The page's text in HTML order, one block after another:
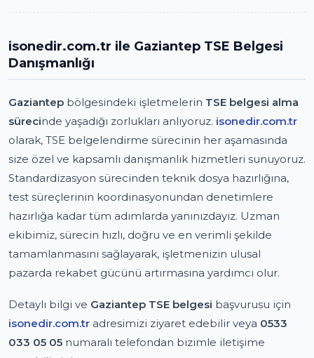
isonedir.com.tr ile Gaziantep TSE Belgesi
Danışmanlığı
Gaziantep bölgesindeki işletmelerin TSE belgesi alma
sürecinde yaşadığı zorlukları anlıyoruz. isonedir.com.tr
olarak, TSE belgelendirme sürecinin her aşamasında
size özel ve kapsamlı danışmanlık hizmetleri sunuyoruz.
Standardizasyon sürecinden teknik dosya hazırlığına,
test süreçlerinin koordinasyonundan denetimlere
hazırlığa kadar tüm adımlarda yanınızdayız. Uzman
ekibimiz, sürecin hızlı, doğru ve en verimli şekilde
tamamlanmasını sağlayarak, işletmenizin ulusal
pazarda rekabet gücünü artırmasına yardımcı olur.
Detaylı bilgi ve Gaziantep TSE belgesi başvurusu için
isonedir.com.tr adresimizi ziyaret edebilir veya 0533
033 05 05 numaralı telefondan bizimle iletişime